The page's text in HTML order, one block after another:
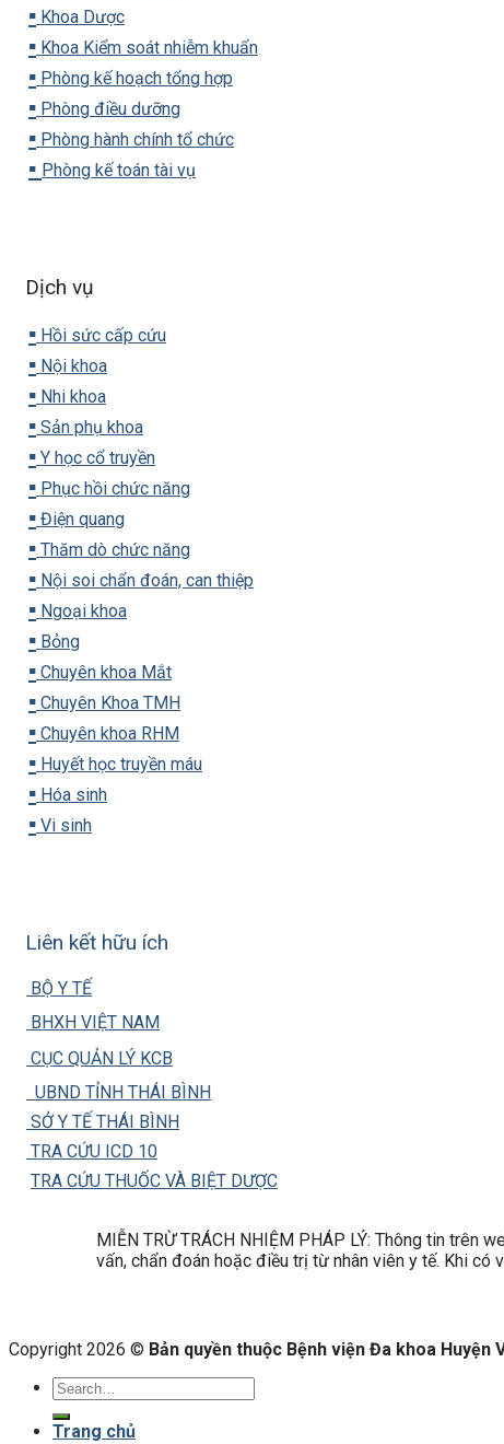
▪️ Khoa Dược
▪️ Khoa Kiểm soát nhiễm khuẩn
▪️ Phòng kế hoạch tổng hợp
▪️ Phòng điều dưỡng
▪️ Phòng hành chính tổ chức
▪️ Phòng kế toán tài vụ
Dịch vụ
▪️ Hồi sức cấp cứu
▪️ Nội khoa
▪️ Nhi khoa
▪️ Sản phụ khoa
▪️ Y học cổ truyền
▪️ Phục hồi chức năng
▪️ Điện quang
▪️ Thăm dò chức năng
▪️ Nội soi chẩn đoán, can thiệp
▪️ Ngoại khoa
▪️ Bỏng
▪️ Chuyên khoa Mắt
▪️ Chuyên Khoa TMH
▪️ Chuyên khoa RHM
▪️ Huyết học truyền máu
▪️ Hóa sinh
▪️ Vi sinh
Liên kết hữu ích
BỘ Y TẾ
BHXH VIỆT NAM
CỤC QUẢN LÝ KCB
UBND TỈNH THÁI BÌNH
SỞ Y TẾ THÁI BÌNH
TRA CỨU ICD 10
TRA CỨU THUỐC VÀ BIỆT DƯỢC
MIỄN TRỪ TRÁCH NHIỆM PHÁP LÝ: Thông tin trên
vấn, chẩn đoán hoặc điều trị từ nhân viên y tế. Khi
Copyright 2026 © Bản quyền thuộc Bệnh viện Đa khoa Huyện
Trang chủ